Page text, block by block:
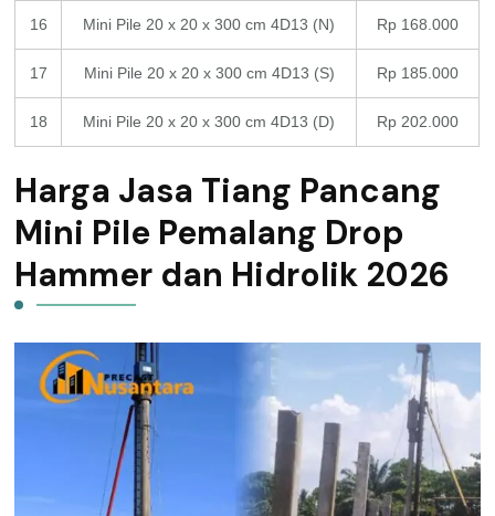
16 Mini Pile 20 x 20 x 300 cm 4D13 (N) Rp 168.000
17 Mini Pile 20 x 20 x 300 cm 4D13 (S) Rp 185.000
18 Mini Pile 20 x 20 x 300 cm 4D13 (D) Rp 202.000
Harga Jasa Tiang Pancang
Mini Pile Pemalang Drop
Hammer dan Hidrolik 2026